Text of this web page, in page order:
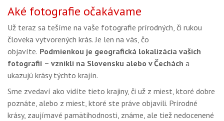
Aké fotografie očakávame
Už teraz sa tešíme na vaše fotografie prírodných, či rukou
človeka vytvorených krás. Je len na vás, čo
objavíte. Podmienkou je geografická lokalizácia vašich
fotografií – vznikli na Slovensku alebo v Čechách a
ukazujú krásy týchto krajín.
Sme zvedaví ako vidíte tieto krajiny, či už z miest, ktoré dobre
poznáte, alebo z miest, ktoré ste práve objavili. Prírodné
krásy, zaujímavé pamätihodnosti, známe, ale tiež nedocenené